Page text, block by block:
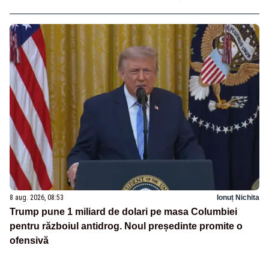
8 aug. 2026, 08:53 Ionuț Nichita
Trump pune 1 miliard de dolari pe masa Columbiei
pentru războiul antidrog. Noul președinte promite o
ofensivă